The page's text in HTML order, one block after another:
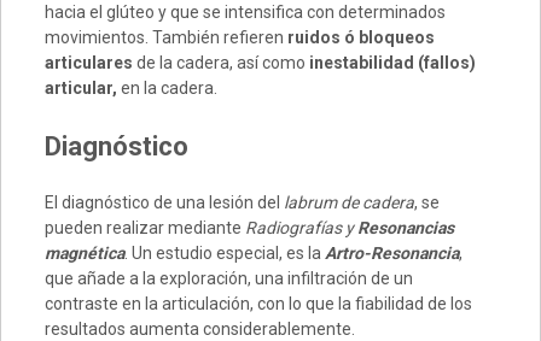
hacia el glúteo y que se intensifica con determinados
movimientos. También refieren ruidos ó bloqueos
articulares de la cadera, así como inestabilidad (fallos)
articular, en la cadera.
Diagnóstico
El diagnóstico de una lesión del labrum de cadera, se
pueden realizar mediante Radiografías yResonancias
magnética. Un estudio especial, es laArtro-Resonancia,
que añade a la exploración, una infiltración de un
contraste en la articulación, con lo que la fiabilidad de los
resultados aumenta considerablemente.